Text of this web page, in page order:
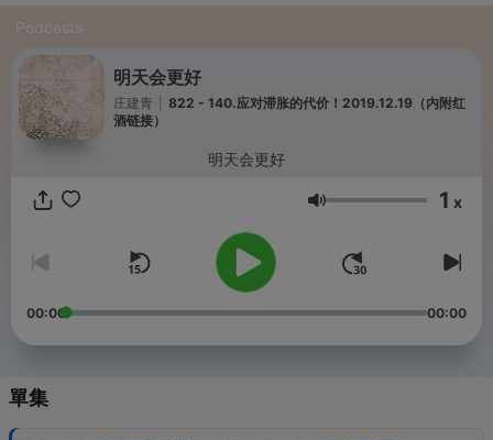
Podcasts
明天会更好
庄建青
822 - 140.应对滞胀的代价！2019.12.19（内附红
酒链接）
明天会更好
音量 1 x
00:00 00:00
單集